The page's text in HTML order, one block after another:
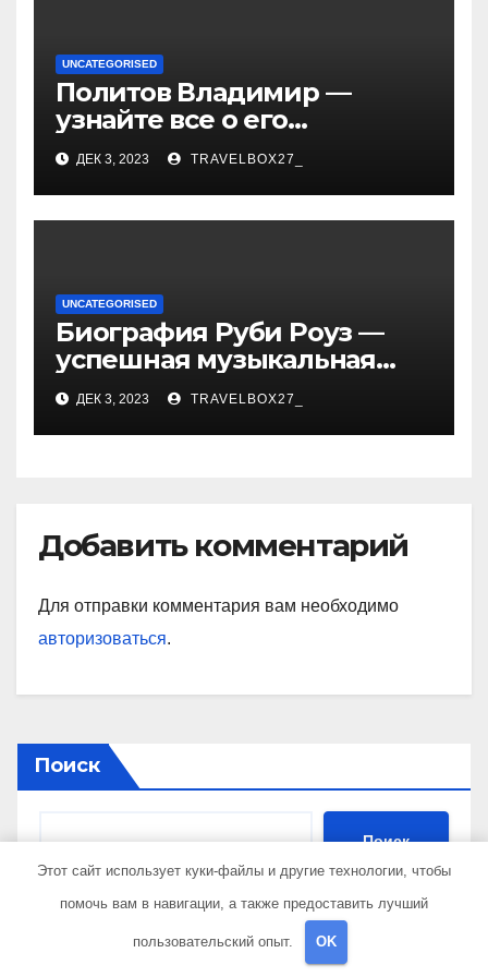
UNCATEGORISED
Политов Владимир —
узнайте все о его
биографии, возрасте и
впечатляющих
достижениях!
ДЕК 3, 2023 TRAVELBOX27_
UNCATEGORISED
Биография Руби Роуз —
успешная музыкальная
карьера, личная жизнь и
знаковые достижения
ДЕК 3, 2023 TRAVELBOX27_
Добавить комментарий
Для отправки комментария вам необходимо
авторизоваться.
Поиск
Поиск
Последние публикации
Этот сайт использует куки-файлы и другие технологии, чтобы
помочь вам в навигации, а также предоставить лучший
пользовательский опыт. OK